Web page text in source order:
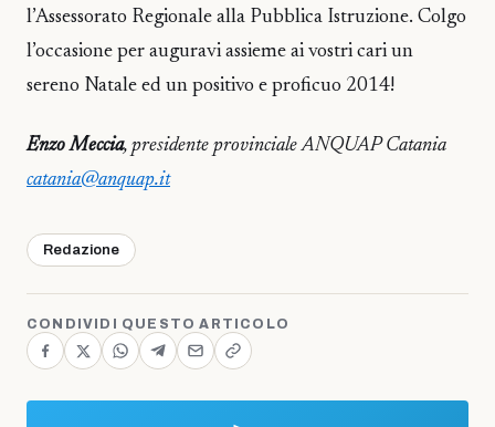
l’Assessorato Regionale alla Pubblica Istruzione. Colgo
l’occasione per auguravi assieme ai vostri cari un
sereno Natale ed un positivo e proficuo 2014!
Enzo Meccia, presidente provinciale ANQUAP Catania
catania@anquap.it
Redazione
CONDIVIDI QUESTO ARTICOLO